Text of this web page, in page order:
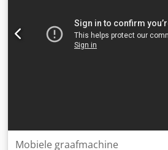
Mobiele graafmachine